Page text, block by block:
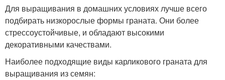
Для выращивания в домашних условиях лучше всего
подбирать низкорослые формы граната. Они более
стрессоустойчивые, и обладают высокими
декоративными качествами.
Наиболее подходящие виды карликового граната для
выращивания из семян: